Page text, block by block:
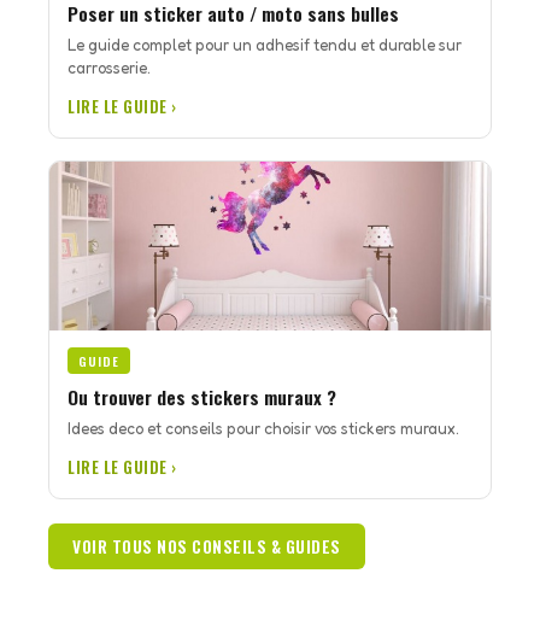
Poser un sticker auto / moto sans bulles
Le guide complet pour un adhesif tendu et durable sur
carrosserie.
LIRE LE GUIDE ›
GUIDE
Ou trouver des stickers muraux ?
Idees deco et conseils pour choisir vos stickers muraux.
LIRE LE GUIDE ›
VOIR TOUS NOS CONSEILS & GUIDES